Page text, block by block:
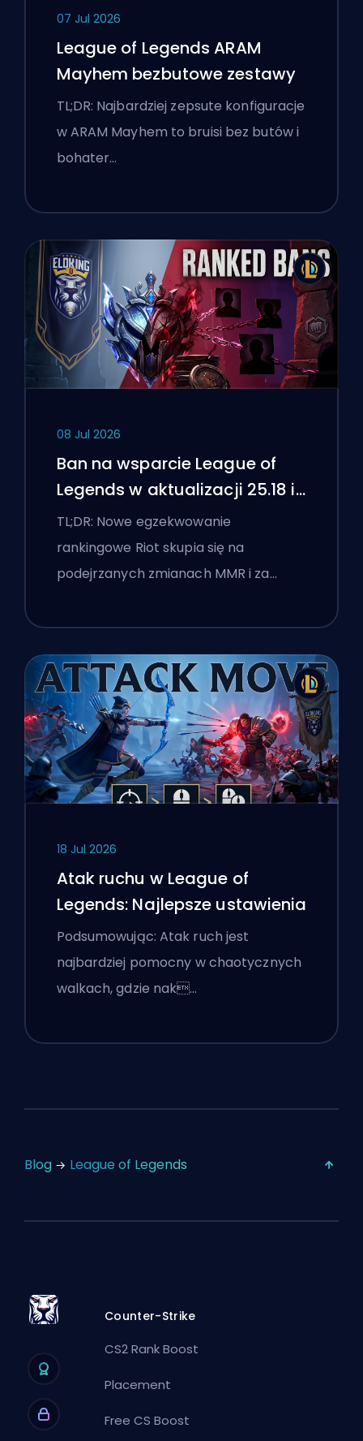
07 Jul 2026
League of Legends ARAM
Mayhem bezbutowe zestawy
TL;DR: Najbardziej zepsute konfiguracje
w ARAM Mayhem to bruisi bez butów i
bohater…
08 Jul 2026
Ban na wsparcie League of
Legends w aktualizacji 25.18 i
flagi boostingu
TL;DR: Nowe egzekwowanie
rankingowe Riot skupia się na
podejrzanych zmianach MMR i za…
18 Jul 2026
Atak ruchu w League of
Legends: Najlepsze ustawienia
Podsumowując: Atak ruch jest
najbardziej pomocny w chaotycznych
walkach, gdzie nak…
Blog League of Legends
Counter-Strike
CS2 Rank Boost
Placement
Free CS Boost